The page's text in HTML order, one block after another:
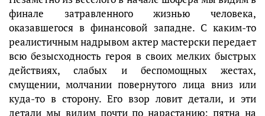
финале затравленного жизнью человека,
оказавшегося в финансовой западне. С каким-то
реалистичным надрывом актер мастерски передает
всю безысходность героя в своих мелких быстрых
действиях, слабых и беспомощных жестах,
смущении, молчании повернутого лица вниз или
куда-то в сторону. Его взор ловит детали, и эти
детали мы видим почти по нарастанию: пятна на